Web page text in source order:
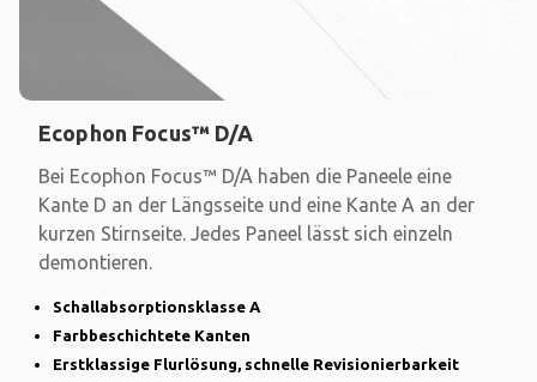
Ecophon Focus™ D/A
Bei Ecophon Focus™ D/A haben die Paneele eine
Kante D an der Längsseite und eine Kante A an der
kurzen Stirnseite. Jedes Paneel lässt sich einzeln
demontieren.
Schallabsorptionsklasse A
Farbbeschichtete Kanten
Erstklassige Flurlösung, schnelle Revisionierbarkeit